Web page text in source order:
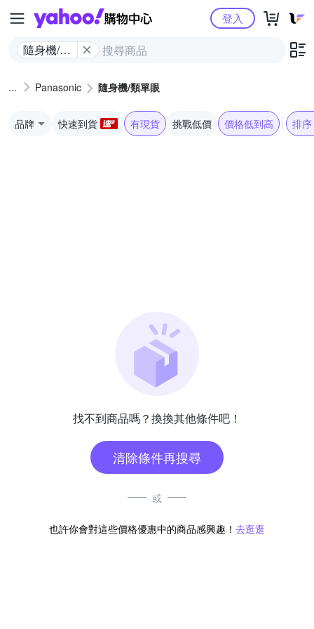
Yahoo購物中心
隨身機/類
登入
Panasonic 隨身機/類單眼
品牌 快速到貨 有現貨 挑戰低價 價格低到高 排序
找不到商品嗎？換換其他條件吧！
清除條件再搜尋
或
也許你會對這些價格優惠中的商品感興趣！ 去逛逛